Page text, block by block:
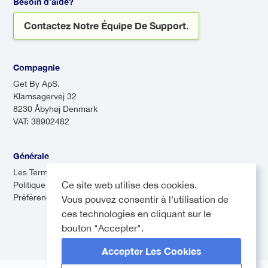
Ce site web utilise des cookies.
Vous pouvez consentir à l'utilisation de
ces technologies en cliquant sur le
bouton "Accepter".
Accepter Les Cookies
transferts aéroport éliminent
le stress de naviguer dans
inconnus, vous permettant
profiter du début de votre
voyage.
Contactez Notre Équipe De Support.
Compagnie
Get By ApS.
Klamsagervej 32
8230 Åbyhøj Denmark
VAT: 38902482
Générale
Les Termes & Conditions
Politique de confidentialité
Préférences de cookies